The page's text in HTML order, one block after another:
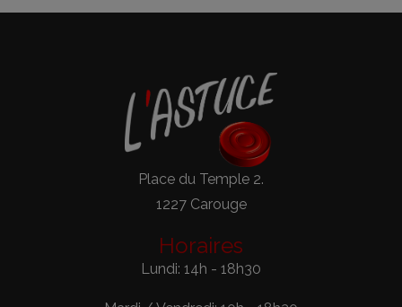
Place du Temple 2.
1227 Carouge
Horaires
Lundi: 14h - 18h30